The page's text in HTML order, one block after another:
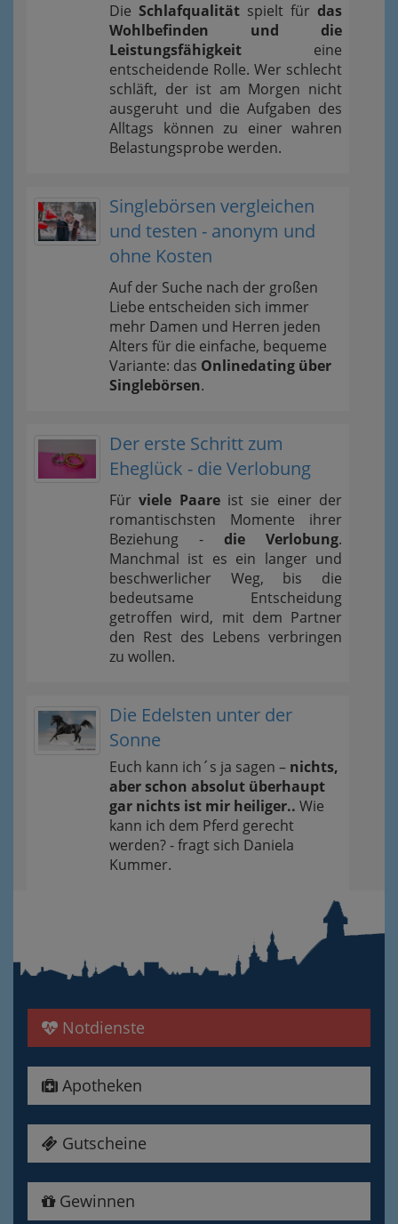
Die Schlafqualität spielt für das
Wohlbefinden und die
Leistungsfähigkeit eine
entscheidende Rolle. Wer schlecht
schläft, der ist am Morgen nicht
ausgeruht und die Aufgaben des
Alltags können zu einer wahren
Belastungsprobe werden.
Singlebörsen vergleichen
und testen - anonym und
ohne Kosten
Auf der Suche nach der großen
Liebe entscheiden sich immer
mehr Damen und Herren jeden
Alters für die einfache, bequeme
Variante: das Onlinedating über
Singlebörsen.
Der erste Schritt zum
Eheglück - die Verlobung
Fürviele Paareist sie einer der
romantischsten Momente ihrer
Beziehung - die Verlobung.
Manchmal ist es ein langer und
beschwerlicher Weg, bis die
bedeutsame Entscheidung
getroffen wird, mit dem Partner
den Rest des Lebens verbringen
zu wollen.
Die Edelsten unter der
Sonne
Euch kann ich´s ja sagen – nichts,
aber schon absolut überhaupt
gar nichts ist mir heiliger.. Wie
kann ich dem Pferd gerecht
werden? - fragt sich Daniela
Kummer.
Notdienste
Apotheken
Gutscheine
Gewinnen